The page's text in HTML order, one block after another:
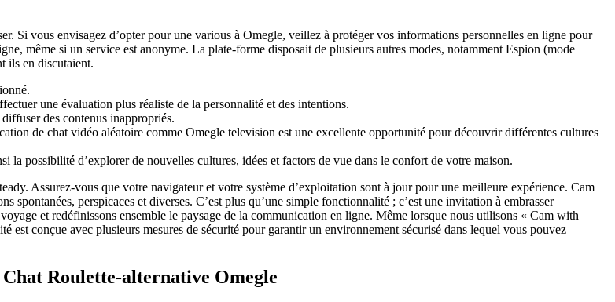
Si vous envisagez d’opter pour une various à Omegle, veillez à protéger vos informations personnelles en ligne pour
même si un service est anonyme. La plate-forme disposait de plusieurs autres modes, notamment Espion (mode
ils en discutaient.
une évaluation plus réaliste de la personnalité et des intentions.
des contenus inappropriés.
de chat vidéo aléatoire comme Omegle television est une excellente opportunité pour découvrir différentes cultures
la possibilité d’explorer de nouvelles cultures, idées et factors de vue dans le confort de votre maison.
Assurez-vous que votre navigateur et votre système d’exploitation sont à jour pour une meilleure expérience. Cam
perspicaces et diverses. C’est plus qu’une simple fonctionnalité ; c’est une invitation à embrasser
et redéfinissons ensemble le paysage de la communication en ligne. Même lorsque nous utilisons « Cam with
est conçue avec plusieurs mesures de sécurité pour garantir un environnement sécurisé dans lequel vous pouvez
Roulette-alternative Omegle